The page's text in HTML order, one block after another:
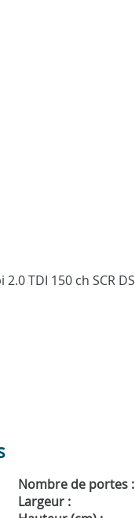
Nombre de portes :
Largeur :